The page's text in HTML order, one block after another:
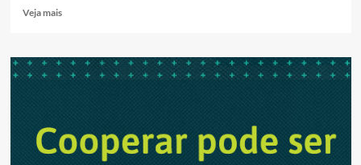
Veja maisRead
STF
adia
do
porte